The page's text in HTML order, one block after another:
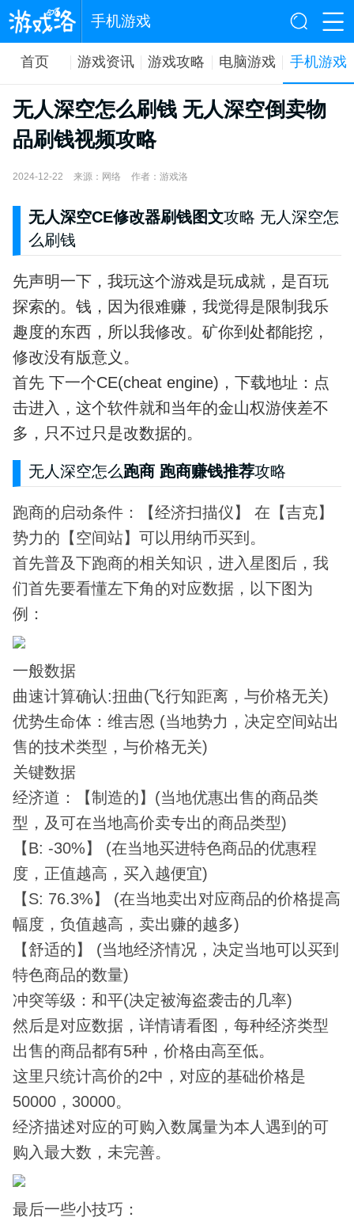
手机游戏
首页 游戏资讯 游戏攻略 电脑游戏 手机游戏
无人深空怎么刷钱 无人深空倒卖物
品刷钱视频攻略
2024-12-22 来源：网络 作者：游戏洛
无人深空CE修改器刷钱图文攻略 无人深空怎
么刷钱
先声明一下，我玩这个游戏是玩成就，是百玩
探索的。钱，因为很难赚，我觉得是限制我乐
趣度的东西，所以我修改。矿你到处都能挖，
修改没有版意义。
首先 下一个CE(cheat engine)，下载地址：点
击进入，这个软件就和当年的金山权游侠差不
多，只不过只是改数据的。
无人深空怎么跑商 跑商赚钱推荐攻略
跑商的启动条件：【经济扫描仪】 在【吉克】
势力的【空间站】可以用纳币买到。
首先普及下跑商的相关知识，进入星图后，我
们首先要看懂左下角的对应数据，以下图为
例：
一般数据
曲速计算确认:扭曲(飞行知距离，与价格无关)
优势生命体：维吉恩 (当地势力，决定空间站出
售的技术类型，与价格无关)
关键数据
经济道：【制造的】(当地优惠出售的商品类
型，及可在当地高价卖专出的商品类型)
【B: -30%】 (在当地买进特色商品的优惠程
度，正值越高，买入越便宜)
【S: 76.3%】 (在当地卖出对应商品的价格提高
幅度，负值越高，卖出赚的越多)
【舒适的】 (当地经济情况，决定当地可以买到
特色商品的数量)
冲突等级：和平(决定被海盗袭击的几率)
然后是对应数据，详情请看图，每种经济类型
出售的商品都有5种，价格由高至低。
这里只统计高价的2中，对应的基础价格是
50000，30000。
经济描述对应的可购入数属量为本人遇到的可
购入最大数，未完善。
最后一些小技巧：